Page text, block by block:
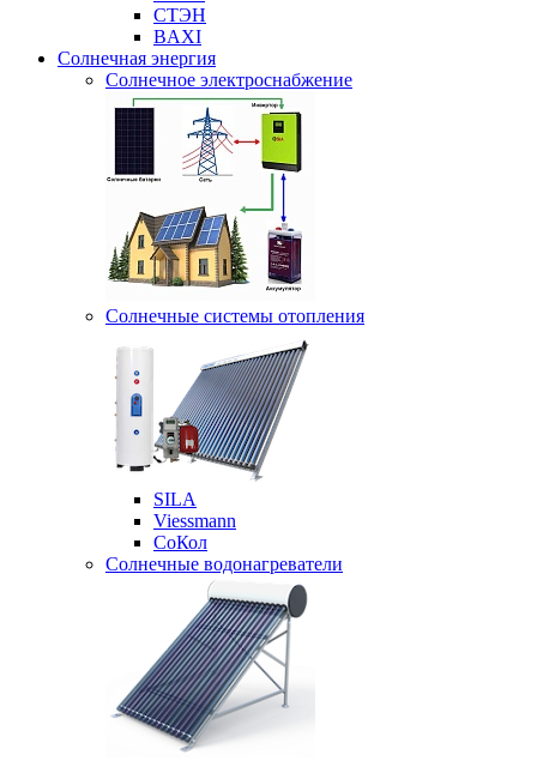
СТЭН
BAXI
Солнечная энергия
Солнечное электроснабжение
Солнечные системы отопления
SILA
Viessmann
СоКол
Солнечные водонагреватели